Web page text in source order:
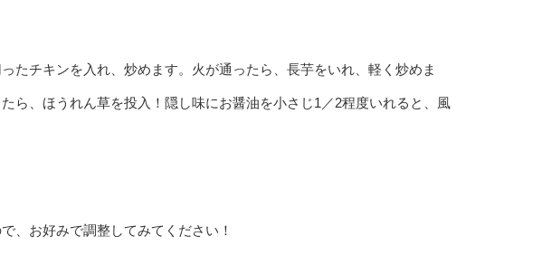
たチキンを入れ、炒めます。火が通ったら、長芋をいれ、軽く炒めま
ら、ほうれん草を投入！隠し味にお醤油を小さじ1／2程度いれると、風
、お好みで調整してみてください！